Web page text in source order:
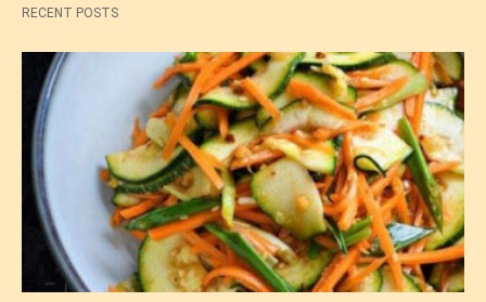
RECENT POSTS